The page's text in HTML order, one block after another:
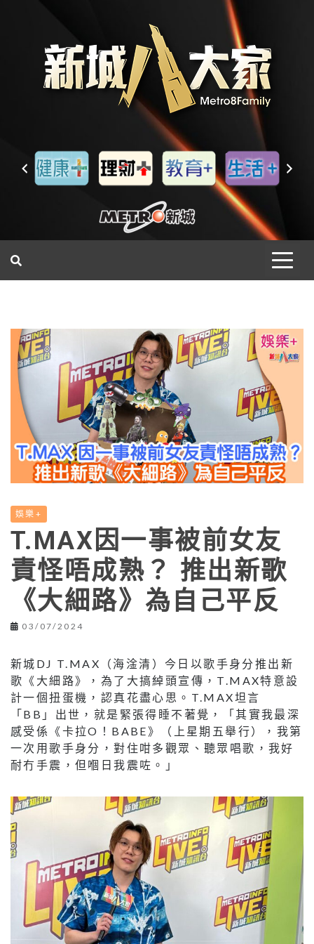
娛樂+
T.MAX因一事被前女友
責怪唔成熟？ 推出新歌
《大細路》為自己平反
03/07/2024
新城DJ T.MAX（海淦清）今日以歌手身分推出新
歌《大細路》，為了大搞綽頭宣傳，T.MAX特意設
計一個扭蛋機，認真花盡心思。T.MAX坦言
「BB」出世，就是緊張得睡不著覺，「其實我最深
感受係《卡拉O！BABE》（上星期五舉行），我第
一次用歌手身分，對住咁多觀眾、聽眾唱歌，我好
耐冇手震，但嗰日我震咗。」